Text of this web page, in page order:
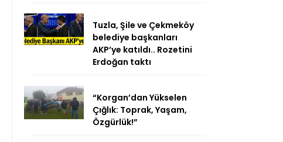
Tuzla, Şile ve Çekmeköy
belediye başkanları
AKP’ye katıldı.. Rozetini
Erdoğan taktı
“Korgan’dan Yükselen
Çığlık: Toprak, Yaşam,
Özgürlük!”